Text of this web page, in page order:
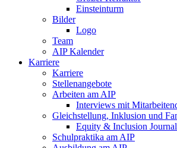
Einsteinturm
Bilder
Logo
Team
AIP Kalender
Karriere
Karriere
Stellenangebote
Arbeiten am AIP
Interviews mit
Gleichstellung, Inklusion und
Equity & Inclusion
Schulpraktika am AIP